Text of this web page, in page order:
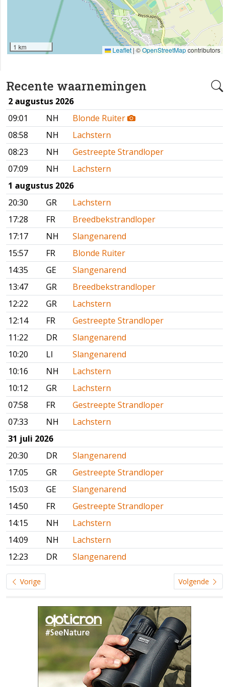
Recente waarnemingen
2 augustus 2026
09:01
NH
Blonde Ruiter
08:58
NH
Lachstern
08:23
NH
Gestreepte Strandloper
07:09
NH
Lachstern
1 augustus 2026
20:30
GR
Lachstern
17:28
FR
Breedbekstrandloper
17:17
NH
Slangenarend
15:57
FR
Blonde Ruiter
14:35
GE
Slangenarend
13:47
GR
Breedbekstrandloper
12:22
GR
Lachstern
12:14
FR
Gestreepte Strandloper
11:22
DR
Slangenarend
10:20
LI
Slangenarend
10:16
NH
Lachstern
10:12
GR
Lachstern
07:58
FR
Gestreepte Strandloper
07:33
NH
Lachstern
31 juli 2026
20:30
DR
Slangenarend
17:05
GR
Gestreepte Strandloper
15:03
GE
Slangenarend
14:50
FR
Gestreepte Strandloper
14:15
NH
Lachstern
14:09
NH
Lachstern
12:23
DR Slangenarend
Vorige Volgende
1 km Leaflet |©OpenStreetMapcontributors